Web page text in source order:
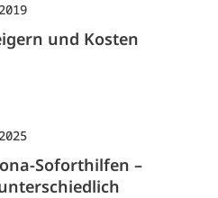
und Kosten
Soforthilfen –